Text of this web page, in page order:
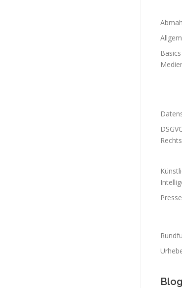
Basics